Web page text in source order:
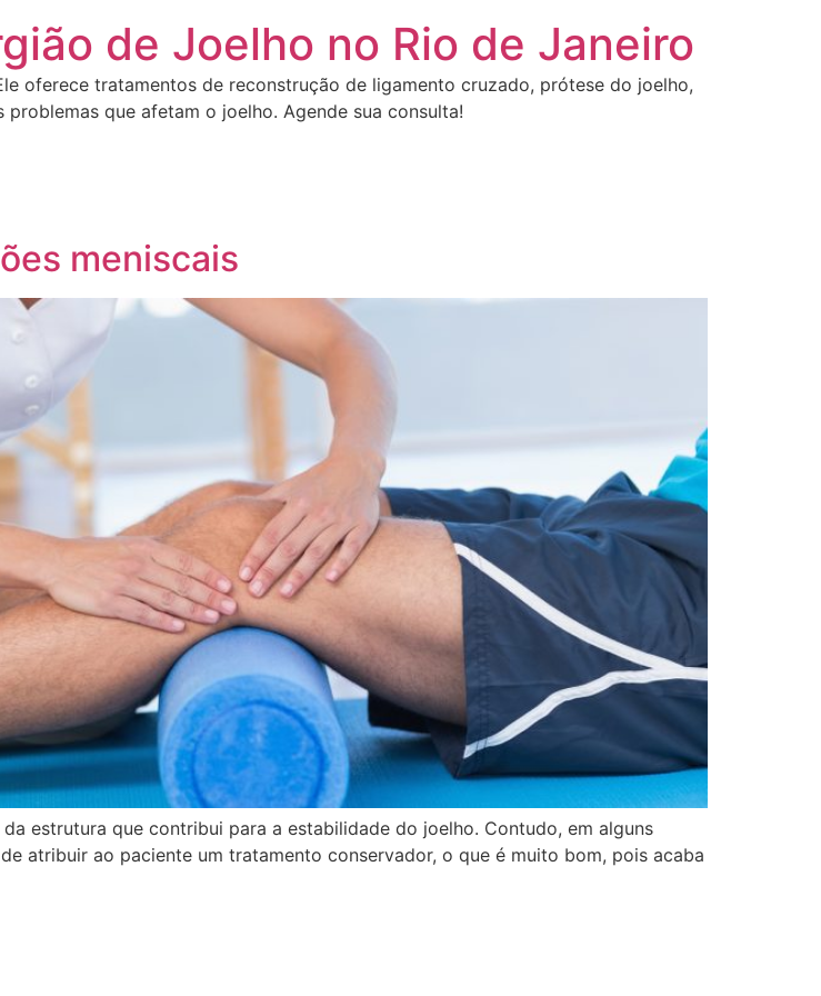
de Joelho no Rio de Janeiro
oferece tratamentos de reconstrução de ligamento cruzado, prótese do joelho,
que afetam o joelho. Agende sua consulta!
meniscais
estrutura que contribui para a estabilidade do joelho. Contudo, em alguns
atribuir ao paciente um tratamento conservador, o que é muito bom, pois acaba